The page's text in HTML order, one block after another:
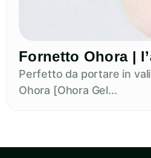
Fornetto Ohora |
Perfetto da portare in
Ohora [Ohora Gel...